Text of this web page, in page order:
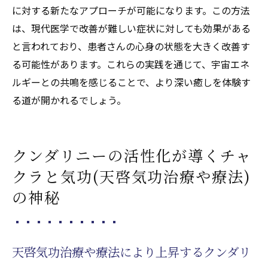
宇宙エネルギー(天啓気功治療や療法)が示す
未来の健康像
気功(天啓気功治療や療法)がもたらす持続可
能な健康管理
気功(天啓気功治療や療法)と宇宙エネルギー
の長期的な健康効果
宇宙エネルギー(天啓気功治療や療法)を活用
した健康維持法
に対する新たなアプローチが可能になります。この方法
は、現代医学で改善が難しい症状に対しても効果がある
と言われており、患者さんの心身の状態を大きく改善す
る可能性があります。これらの実践を通じて、宇宙エネ
ルギーとの共鳴を感じることで、より深い癒しを体験す
る道が開かれるでしょう。
クンダリニーの活性化が導くチャ
クラと気功(天啓気功治療や療法)
の神秘
天啓気功治療や療法により上昇するクンダリ